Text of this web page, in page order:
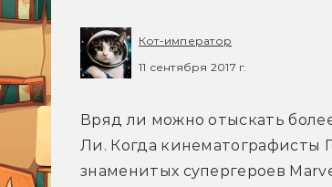
Кот-император
11 сентября 2017 г.
Вряд ли можно отыскать
Ли. Когда кинематографисты
знаменитых супергероев